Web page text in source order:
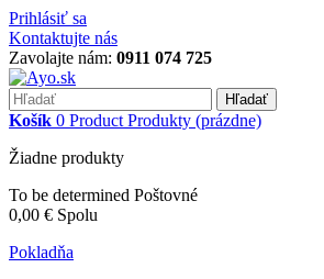
Prihlásiť sa
Kontaktujte nás
Zavolajte nám: 0911 074 725
Hľadať
Košík 0 Product Produkty (prázdne)
Žiadne produkty
To be determined Poštovné
0,00 € Spolu
Pokladňa